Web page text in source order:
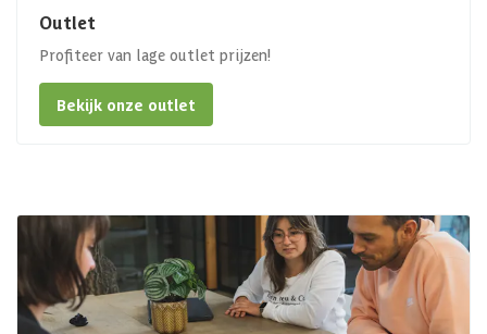
Outlet
Profiteer van lage outlet prijzen!
Bekijk onze outlet